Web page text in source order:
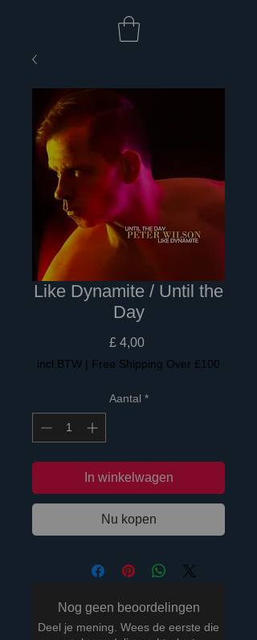
Like Dynamite / Until the
Day
£ 4,00Prijs
incl.BTW | Free Shipping Over £100
Aantal *
In winkelwagen
Nu kopen
Nog geen beoordelingen
Deel je mening. Wees de eerste die